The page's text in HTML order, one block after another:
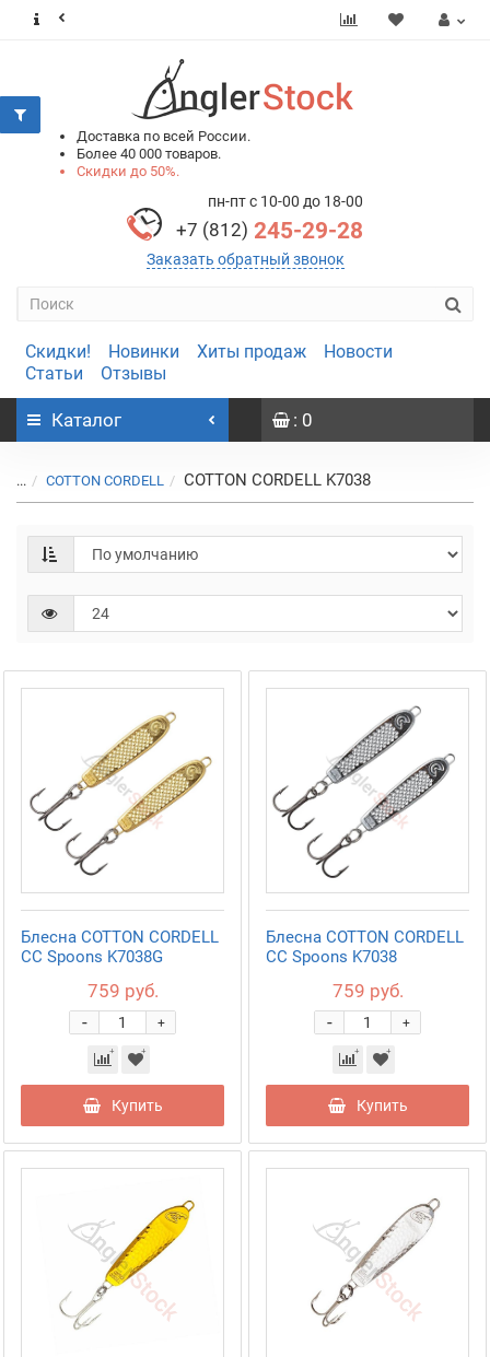
Доставка по всей России.
Более 40 000 товаров.
Скидки до 50%.
пн-пт с 10-00 до 18-00
+7 (812) 245-29-28
Заказать обратный звонок
Скидки! Новинки Хиты продаж
Новости
Статьи
Отзывы
Каталог : 0
... COTTON CORDELL COTTON CORDELL K7038
Блесна COTTON CORDELL
СС Spoons K7038G
759 руб.
+
-
Купить
Блесна COTTON CORDELL
СС Spoons K7038
759 руб.
+
-
Купить